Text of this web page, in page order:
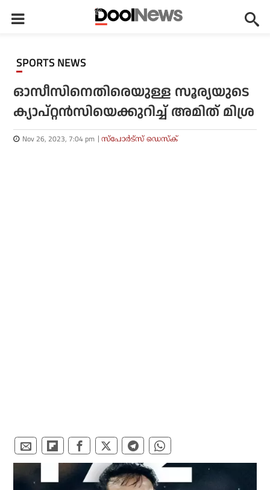
SPORTS NEWS
ഓസീസിനെതിരെയുള്ള സൂര്യയുടെ
ക്യാപ്റ്റന്‍സിയെക്കുറിച്ച് അമിത് മിശ്ര
Nov 26, 2023, 7:04 pm സ്പോര്‍ട്സ് ഡെസ്‌ക്